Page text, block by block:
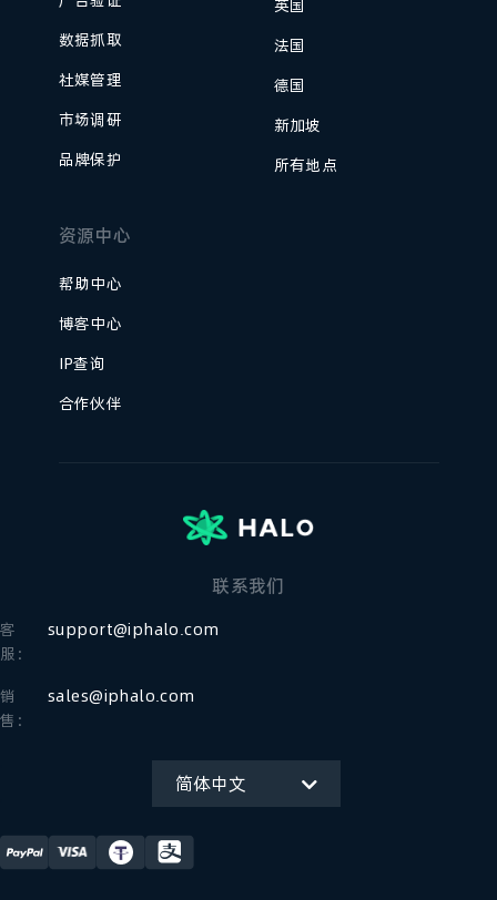
数据抓取
社媒管理
市场调研
品牌保护
英国
法国
德国
新加坡
所有地点
资源中心
帮助中心
博客中心
IP查询
合作伙伴
联系我们
客
服：
support@iphalo.com
销
售：
sales@iphalo.com
简体中文
English